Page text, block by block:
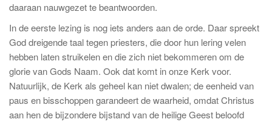
daaraan nauwgezet te beantwoorden.
In de eerste lezing is nog iets anders aan de orde. Daar spreekt
God dreigende taal tegen priesters, die door hun lering velen
hebben laten struikelen en die zich niet bekommeren om de
glorie van Gods Naam. Ook dat komt in onze Kerk voor.
Natuurlijk, de Kerk als geheel kan niet dwalen; de eenheid van
paus en bisschoppen garandeert de waarheid, omdat Christus
aan hen de bijzondere bijstand van de heilige Geest beloofd